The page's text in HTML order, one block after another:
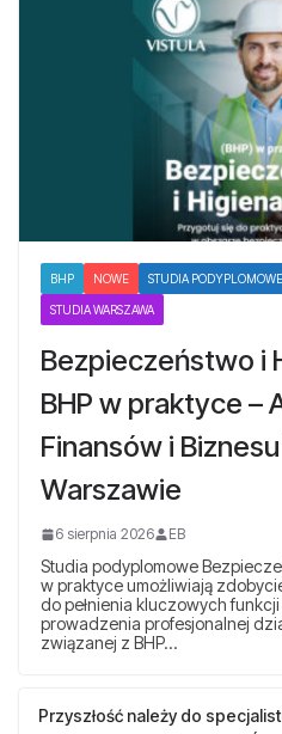
BHP NOWE STUDIA PODYPLOMOWE
STUDIA WARSZAWA
Bezpieczeństwo i
BHP w praktyce –
Finansów i
Warszawie
6 sierpnia 2026 EB
Studia podyplomowe
w praktyce umożliwiają
do pełnienia kluczowych
prowadzenia profesjonalnej
związanej z BHP…
Przyszłość należy do